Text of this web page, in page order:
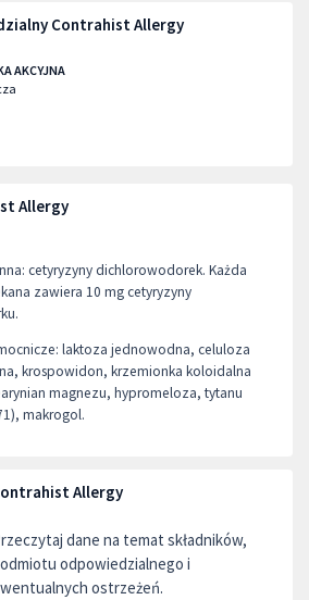
Contrahist Allergy
AKCYJNA
Allergy
cetyryzyny dichlorowodorek. Każda
zawiera 10 mg cetyryzyny
laktoza jednowodna, celuloza
krospowidon, krzemionka koloidalna
magnezu, hypromeloza, tytanu
makrogol.
Allergy
dane na temat składników,
odpowiedzialnego i
ostrzeżeń.